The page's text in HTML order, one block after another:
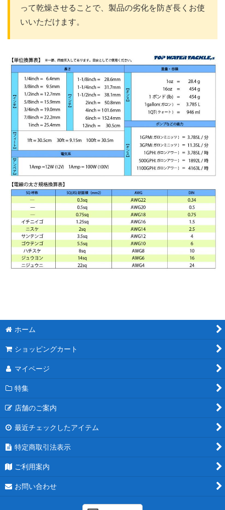
って乾燥させることで、製品の劣化を防ぎ長くお使
いいただけます。
ホーム
ショッピングカート
マイページ
特集
店舗のご案内
最近チェックしたアイテム
特定商取引法表示
ご利用案内
お問い合わせ